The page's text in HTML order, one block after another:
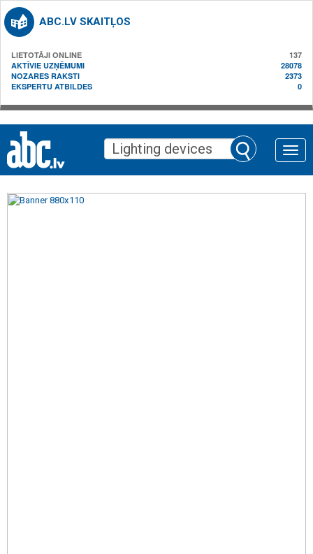
ABC.LV SKAITĻOS
LIETOTĀJI ONLINE
137
AKTĪVIE UZŅĒMUMI
28078
NOZARES RAKSTI
2373
EKSPERTU ATBILDES
0
Toggle